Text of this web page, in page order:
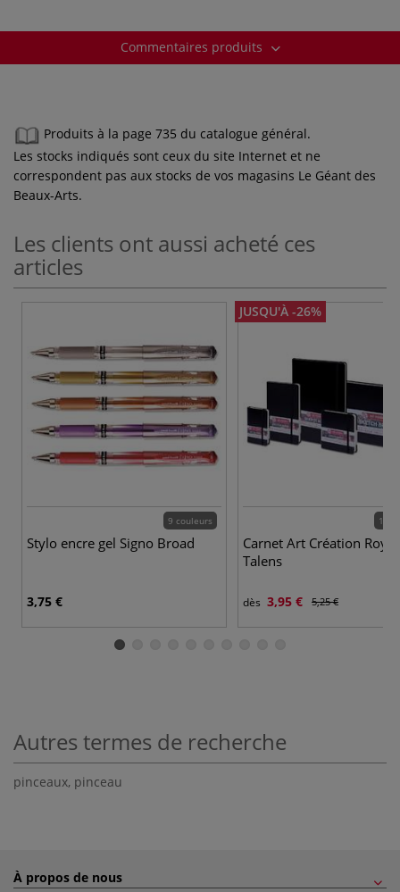
Commentaires produits
Produits à la page 735 du catalogue général.
Les stocks indiqués sont ceux du site Internet et ne
correspondent pas aux stocks de vos magasins Le Géant des
Beaux-Arts.
Les clients ont aussi acheté ces
articles
9 couleurs
Stylo encre gel Signo Broad
3,75 €
JUSQU'À -26%
15
Carnet Art Création Royal
Talens
dès 3,95 € 5,25 €
Autres termes de recherche
pinceaux, pinceau
À propos de nous